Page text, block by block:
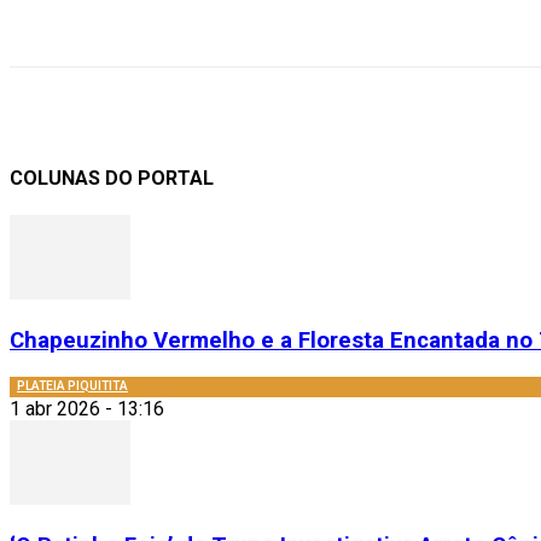
COLUNAS DO PORTAL
Chapeuzinho Vermelho e a Floresta Encantada
PLATEIA PIQUITITA
1 abr 2026 - 13:16